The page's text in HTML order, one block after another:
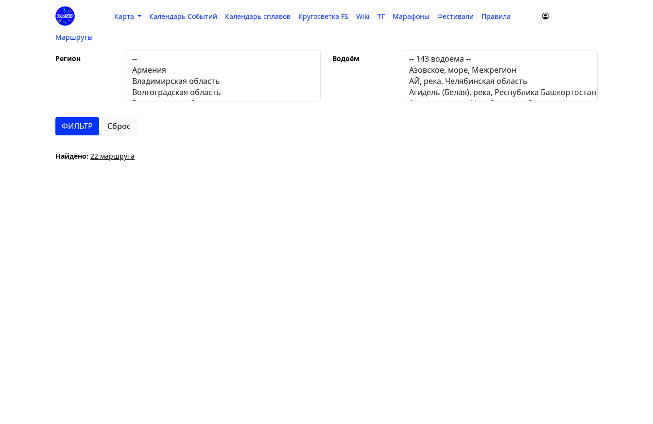
Карта Календарь Событий Календарь сплавов Кругосветка FS Wiki ТГ Марафоны Фестивали Правила
Маршруты
Регион Водоём
Сброс
Найдено: 22 маршрута